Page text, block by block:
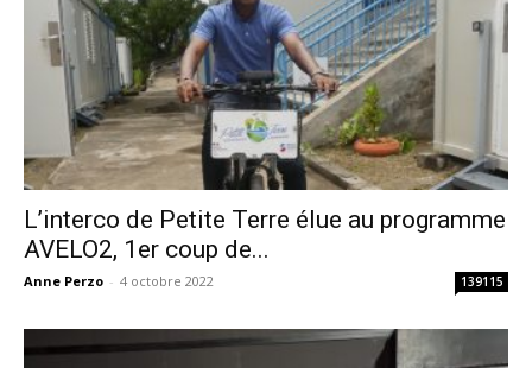
L’interco de Petite Terre élue au programme
AVELO2, 1er coup de...
Anne Perzo - 4 octobre 2022 139115